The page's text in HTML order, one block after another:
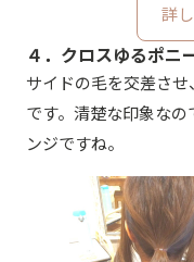
詳
４．クロスゆるポニ
サイドの毛を交差さ
です。清楚な印象な
ンジですね。